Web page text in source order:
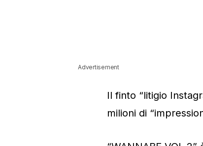
Advertisement
Il finto “litigio
milioni di